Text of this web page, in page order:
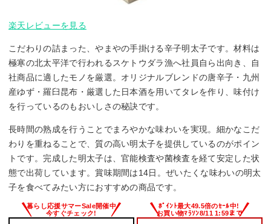
楽天レビューを見る
こだわりの詰まった、やまやの手掛ける辛子明太子です。材料は
極寒の北太平洋で行われるスケトウダラ漁へ社員自ら出向き、自
社商品に適したモノを厳選。オリジナルブレンドの唐辛子・九州
産ゆず・羅臼昆布・厳選した日本酒を用いてタレを作り、味付け
を行っているのもおいしさの秘訣です。
長時間の熟成を行うことでまろやかな味わいを実現。細かなこだ
わりを重ねることで、質の高い明太子を提供しているのがポイン
トです。完成した明太子は、官能検査や菌検査を経て安定した状
態で出荷しています。賞味期間は14日。ぜいたくな味わいの明太
子を食べてみたい方におすすめの商品です。